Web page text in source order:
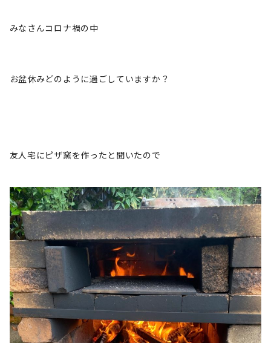
みなさんコロナ禍の中
お盆休みどのように過ごしていますか？
友人宅にピザ窯を作ったと聞いたので